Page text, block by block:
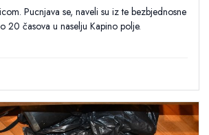
Pucnjava se, naveli su iz te bezbjednosne
20 časova u naselju Kapino polje.